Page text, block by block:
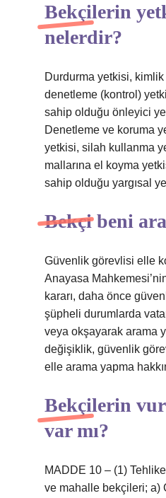
Bekçilerin
nelerdir?
Durdurma yetkisi,
denetleme (kontrol)
sahip olduğu önleyici
Denetleme ve koruma
yetkisi, silah kullanma
mallarına el koyma
sahip olduğu yargısal
Bekçi beni
Güvenlik görevlisi elle
Anayasa
kararı, daha önce
şüpheli durumlarda
veya okşayarak arama
değişiklik, güvenlik
elle arama yapma
Bekçilerin
var mı?
MADDE 10 – (1)
ve mahalle bekçileri; a)